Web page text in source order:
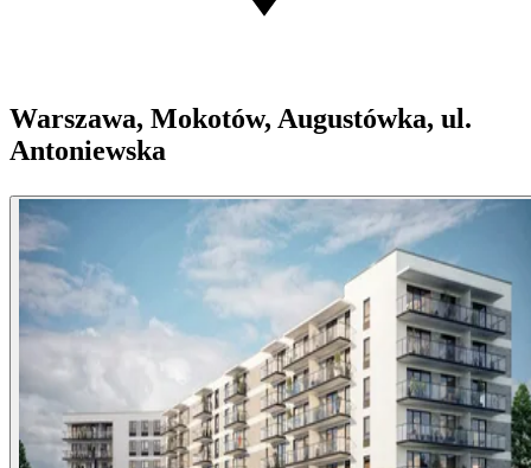
Warszawa, Mokotów, Augustówka, ul.
Antoniewska